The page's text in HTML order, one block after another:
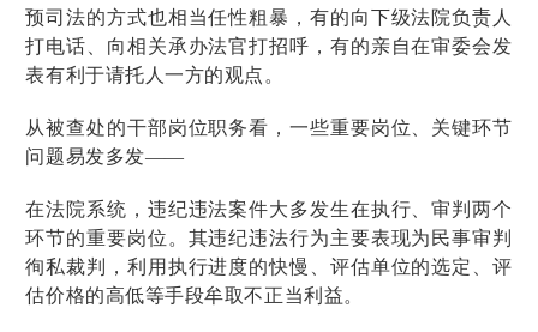
预司法的方式也相当任性粗暴，有的向下级法院负责人
打电话、向相关承办法官打招呼，有的亲自在审委会发
表有利于请托人一方的观点。
从被查处的干部岗位职务看，一些重要岗位、关键环节
问题易发多发——
在法院系统，违纪违法案件大多发生在执行、审判两个
环节的重要岗位。其违纪违法行为主要表现为民事审判
徇私裁判，利用执行进度的快慢、评估单位的选定、评
估价格的高低等手段牟取不正当利益。